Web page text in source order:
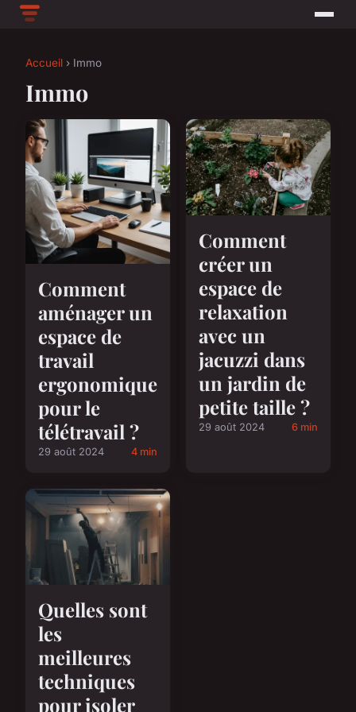
Accueil › Immo
Immo
Comment
aménager un
espace de
travail
ergonomique
pour le
télétravail ?
29 août 2024 4 min
Comment
créer un
espace de
relaxation
avec un
jacuzzi dans
un jardin de
petite taille ?
29 août 2024 6 min
Quelles sont
les
meilleures
techniques
pour isoler